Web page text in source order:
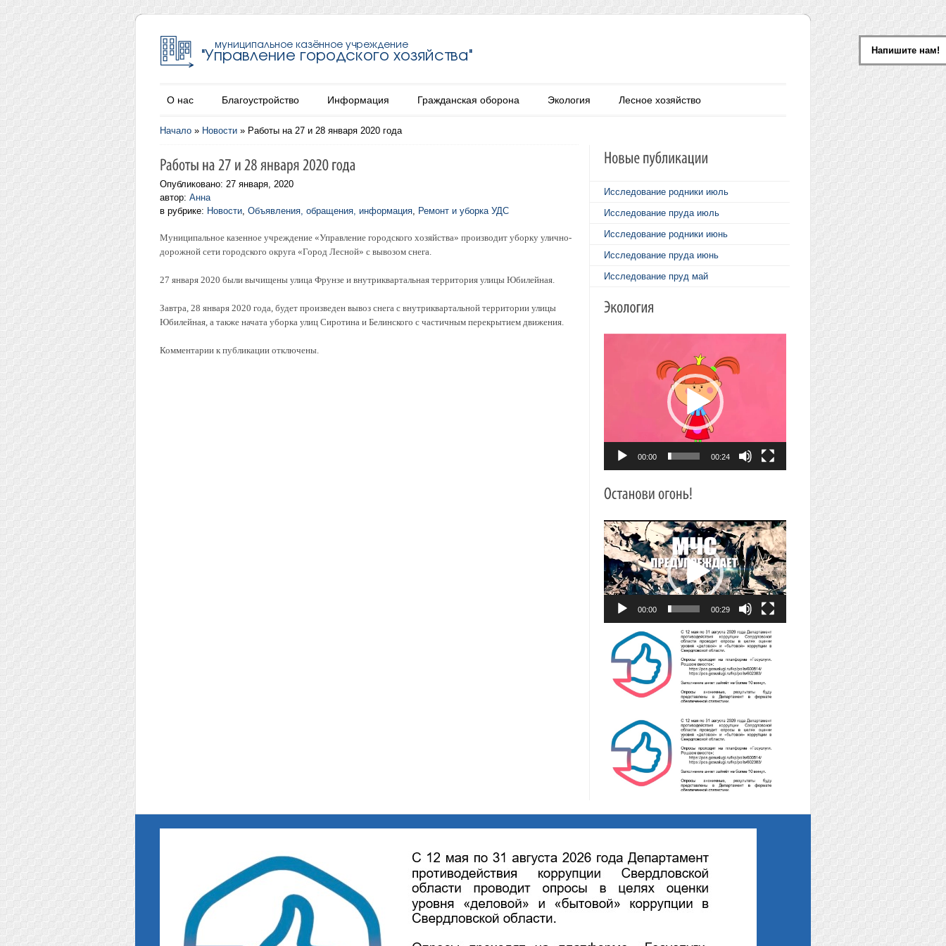
О нас Благоустройство Информация Гражданская оборона Экология Лесное хозяйство
Начало » Новости » Работы на 27 и 28 января 2020 года
Опубликовано: 27 января, 2020
автор: Анна
в рубрике: Новости, Объявления, обращения, информация, Ремонт и уборка УДС
Муниципальное казенное учреждение «Управление городского хозяйства» производит уборку улично-
дорожной сети городского округа «Город Лесной» с вывозом снега.
27 января 2020 были вычищены улица Фрунзе и внутриквартальная территория улицы Юбилейная.
Завтра, 28 января 2020 года, будет произведен вывоз снега с внутриквартальной территории улицы
Юбилейная, а также начата уборка улиц Сиротина и Белинского с частичным перекрытием движения.
Комментарии к публикации отключены.
Исследование родники июль
Исследование пруда июль
Исследование родники июнь
Исследование пруда июнь
Исследование пруд май
00:00 00:24
Видеоплеер
00:00 00:29
Напишите нам!